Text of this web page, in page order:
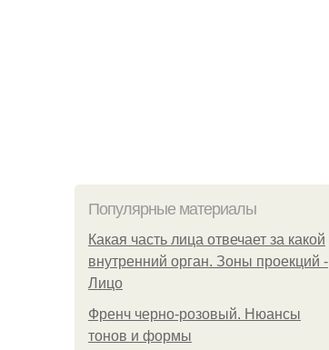
Популярные материалы
Какая часть лица отвечает за какой
внутренний орган. Зоны проекций -
Лицо
Френч черно-розовый. Нюансы
тонов и формы